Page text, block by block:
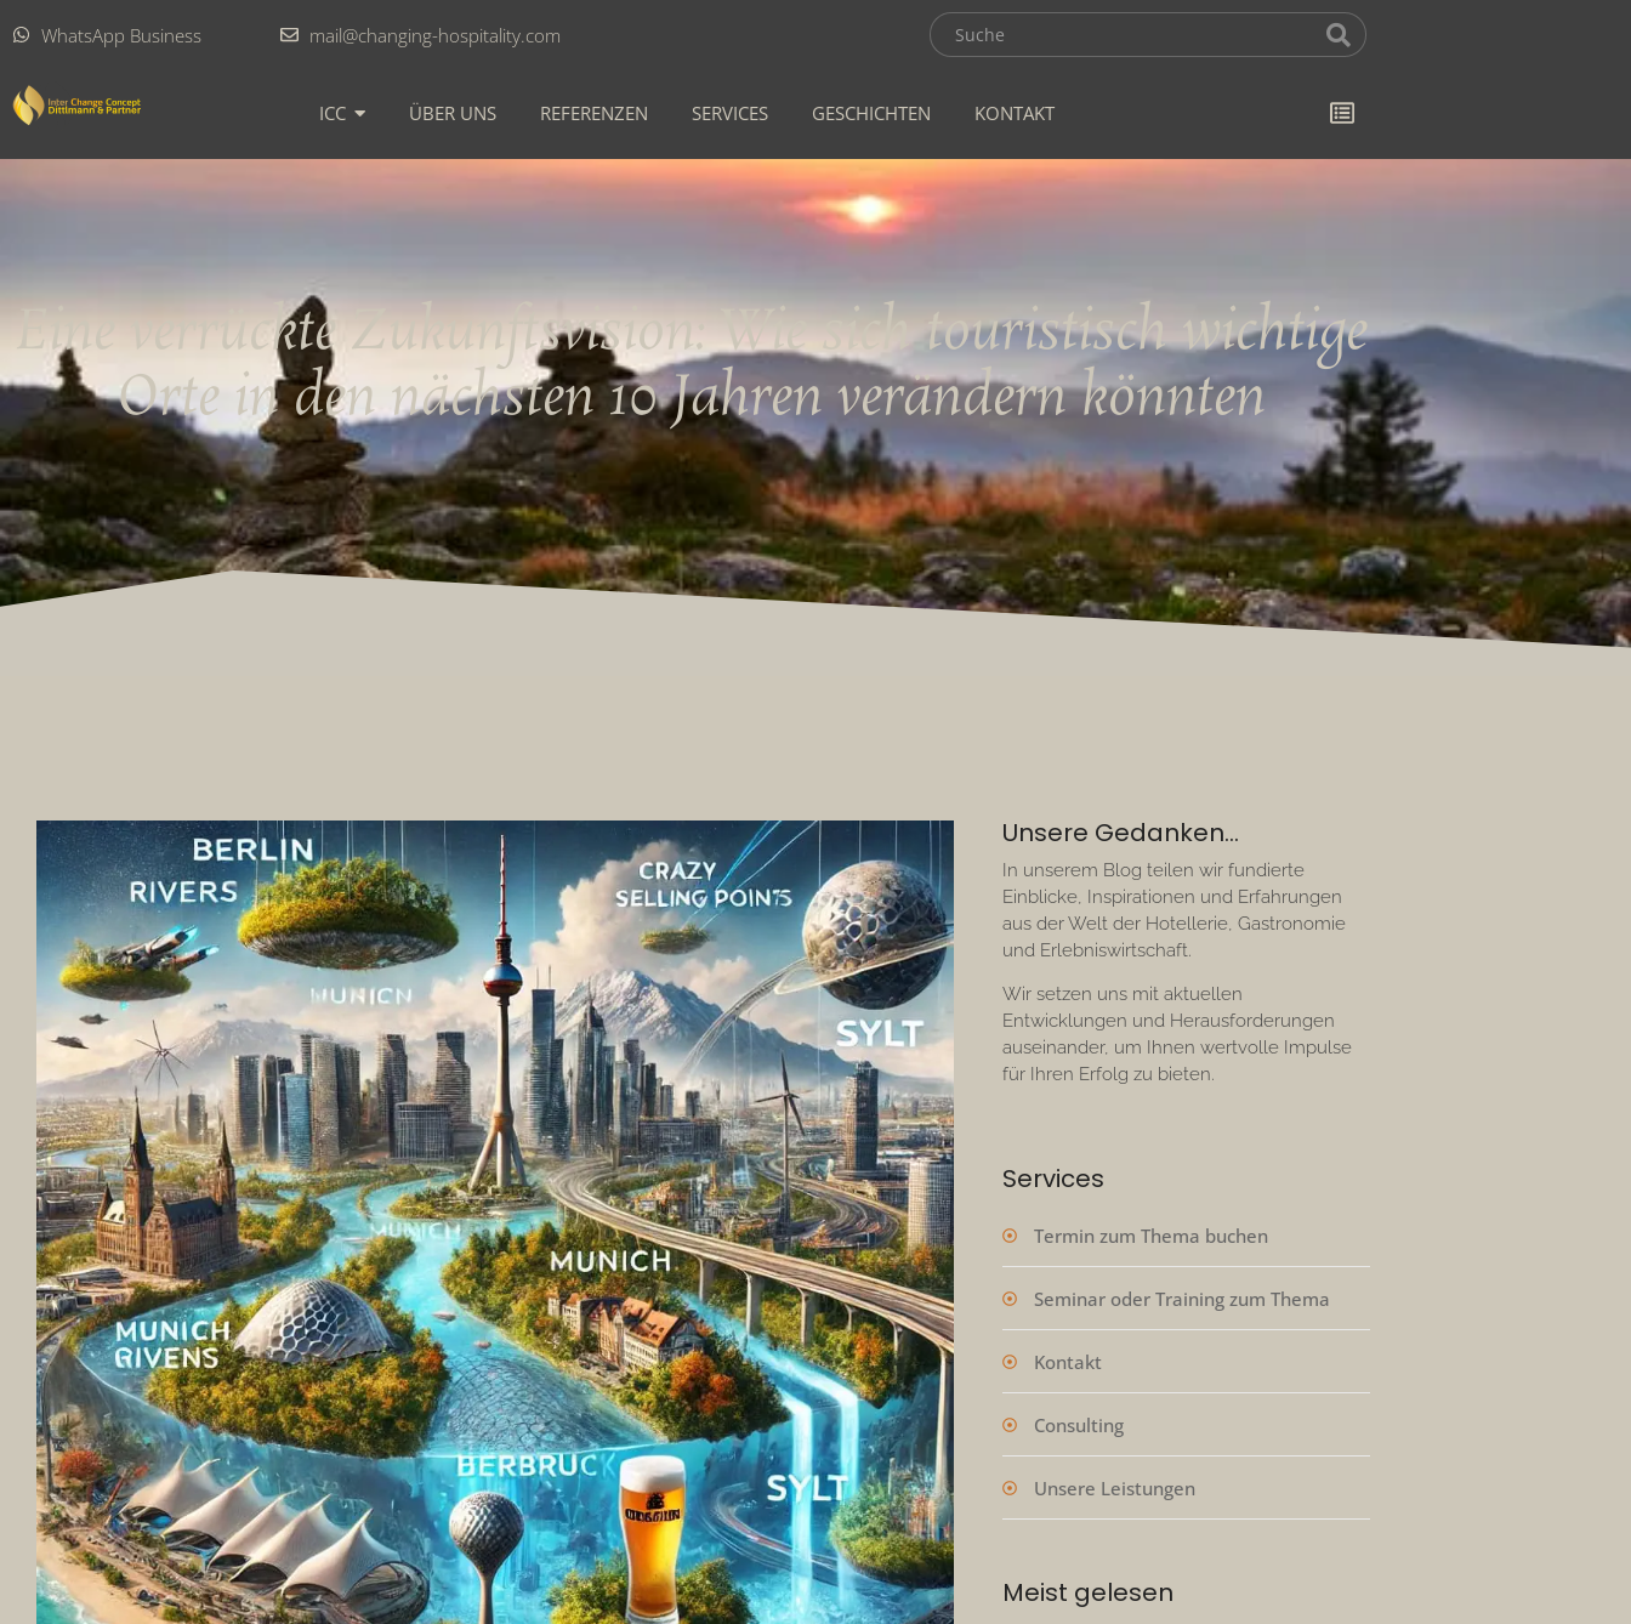
WhatsApp Business mail@changing-hospitality.com
ICC ÜBER UNS REFERENZEN SERVICES GESCHICHTEN KONTAKT
Eine verrückte Zukunftsvision: Wie sich touristisch wichtige
Orte in den nächsten 10 Jahren verändern könnten
Unsere Gedanken...
In unserem Blog teilen wir fundierte
Einblicke, Inspirationen und Erfahrungen
aus der Welt der Hotellerie, Gastronomie
und Erlebniswirtschaft.
Wir setzen uns mit aktuellen
Entwicklungen und Herausforderungen
auseinander, um Ihnen wertvolle Impulse
für Ihren Erfolg zu bieten.
Services
Termin zum Thema buchen
Seminar oder Training zum Thema
Kontakt
Consulting
Unsere Leistungen
Meist gelesen